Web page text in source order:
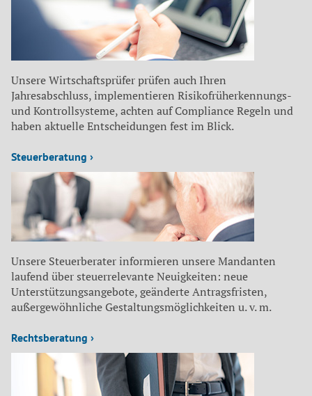
Unsere Wirtschaftsprüfer prüfen auch Ihren
Jahresabschluss, implementieren Risikofrüherkennungs-
und Kontrollsysteme, achten auf Compliance Regeln und
haben aktuelle Entscheidungen fest im Blick.
Steuerberatung ›
Unsere Steuerberater informieren unsere Mandanten
laufend über steuerrelevante Neuigkeiten: neue
Unterstützungsangebote, geänderte Antragsfristen,
außergewöhnliche Gestaltungsmöglichkeiten u. v. m.
Rechtsberatung ›